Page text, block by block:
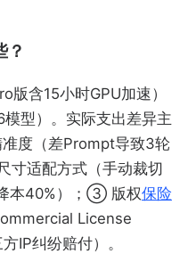
？
含15小时GPU加速）
型）。实际支出差异主
度（差Prompt导致3轮
适配方式（手动裁切
本40%）；③ 版权保险
License
IP纠纷赔付）。